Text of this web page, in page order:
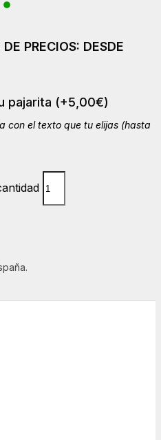
DE PRECIOS: DESDE
pajarita (+5,00€)
con el texto que tu elijas (hasta